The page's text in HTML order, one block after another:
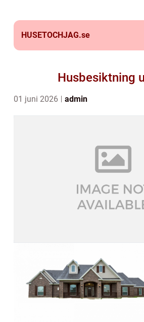
HUSETOCHJAG.se
Husbesiktning
01 juni 2026 admin